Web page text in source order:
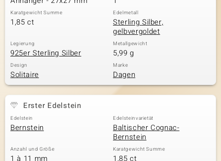
Collection
Classics
Karatgewicht Summe
1,85 ct
Edelmetall
Sterling Silber,
gelbvergoldet
Legierung
925er Sterling Silber
Metallgewicht
5,99 g
Design
Solitaire
Marke
Dagen
Erster Edelstein
Edelstein
Bernstein
Edelsteinvarietät
Baltischer Cognac-
Bernstein
Anzahl und Größe
1 à 11 mm
Karatgewicht Summe
1,85 ct